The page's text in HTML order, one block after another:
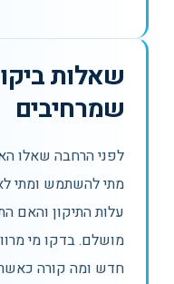
שאלות
שמרחיבים
לפני הרחבה שאלו
מתי להשתמש ומתי
עלות התיקון והאם
מושלם. בדקו מי
חדש ומה קורה כאשר